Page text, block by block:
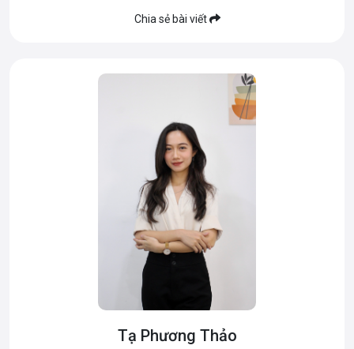
Chia sẻ bài viết
Tạ Phương Thảo